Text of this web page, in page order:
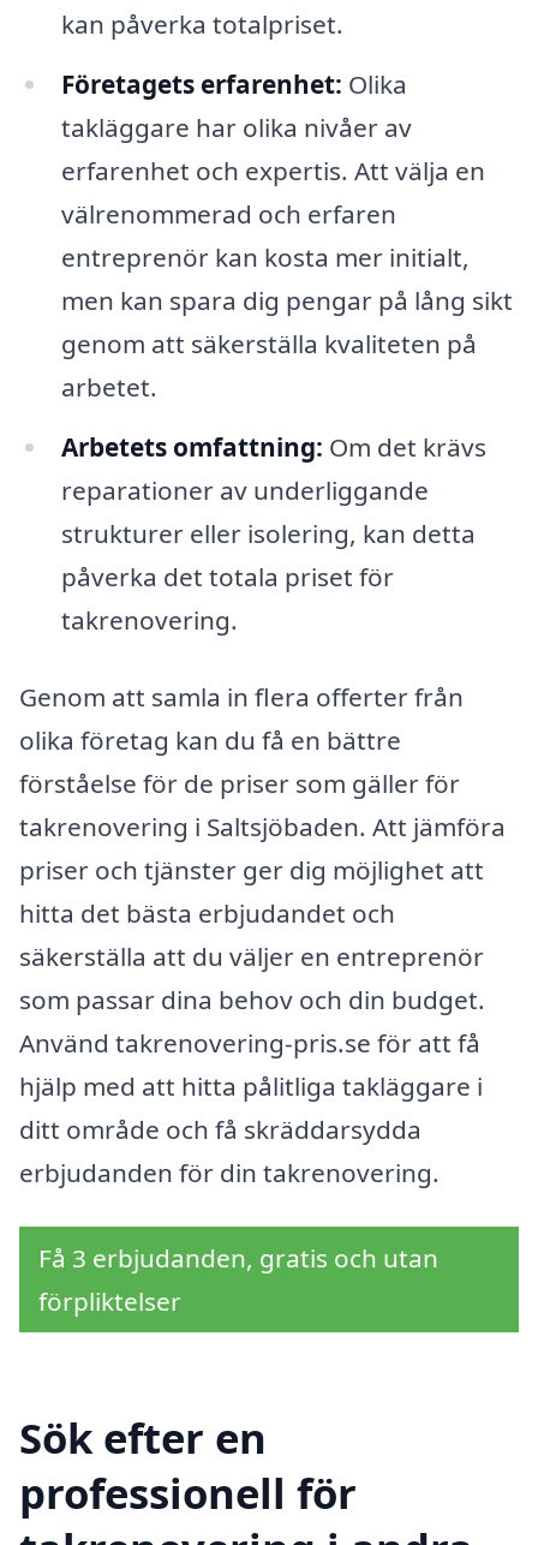
kan påverka totalpriset.
Företagets erfarenhet: Olika
takläggare har olika nivåer av
erfarenhet och expertis. Att välja en
välrenommerad och erfaren
entreprenör kan kosta mer initialt,
men kan spara dig pengar på lång sikt
genom att säkerställa kvaliteten på
arbetet.
Arbetets omfattning: Om det krävs
reparationer av underliggande
strukturer eller isolering, kan detta
påverka det totala priset för
takrenovering.
Genom att samla in flera offerter från
olika företag kan du få en bättre
förståelse för de priser som gäller för
takrenovering i Saltsjöbaden. Att jämföra
priser och tjänster ger dig möjlighet att
hitta det bästa erbjudandet och
säkerställa att du väljer en entreprenör
som passar dina behov och din budget.
Använd takrenovering-pris.se för att få
hjälp med att hitta pålitliga takläggare i
ditt område och få skräddarsydda
erbjudanden för din takrenovering.
Få 3 erbjudanden, gratis och utan
förpliktelser
Sök efter en
professionell för